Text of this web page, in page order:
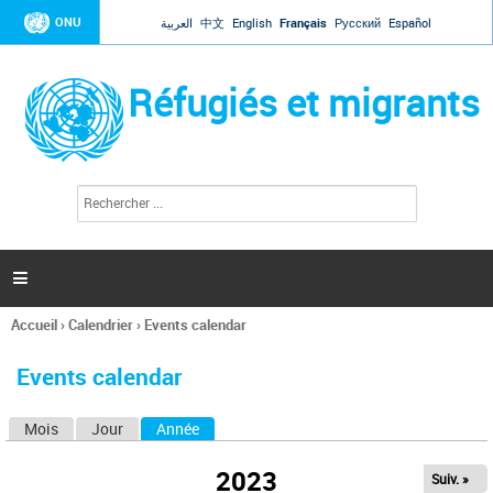
Jump to navigation
ONU العربية 中文 English Français Русский Español
Réfugiés et migrants
l
c
h
e

Vous
ici
Accueil›Calendrier› Events calendar
Events calendar
Mois Jour Année
2023 Suiv. »